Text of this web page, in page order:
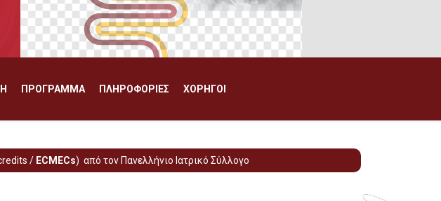
ΠΡΌΓΡΑΜΜΑ ΠΛΗΡΟΦΟΡΊΕΣ ΧΟΡΗΓΟΊ
/ ECMECs) από τον Πανελλήνιο Ιατρικό Σύλλογο